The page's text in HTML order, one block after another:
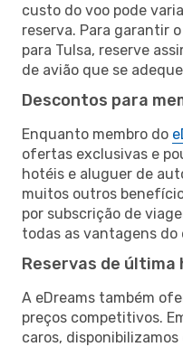
custo do voo pode
reserva. Para garantir
para Tulsa, reserve
de avião que se
Descontos para
Enquanto membro do
ofertas exclusivas e
hotéis e aluguer de
muitos outros
por subscrição de
todas as vantagens do
Reservas de última
A eDreams também
preços competitivos.
caros,